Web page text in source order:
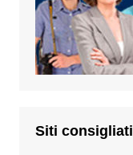
Siti consigliati